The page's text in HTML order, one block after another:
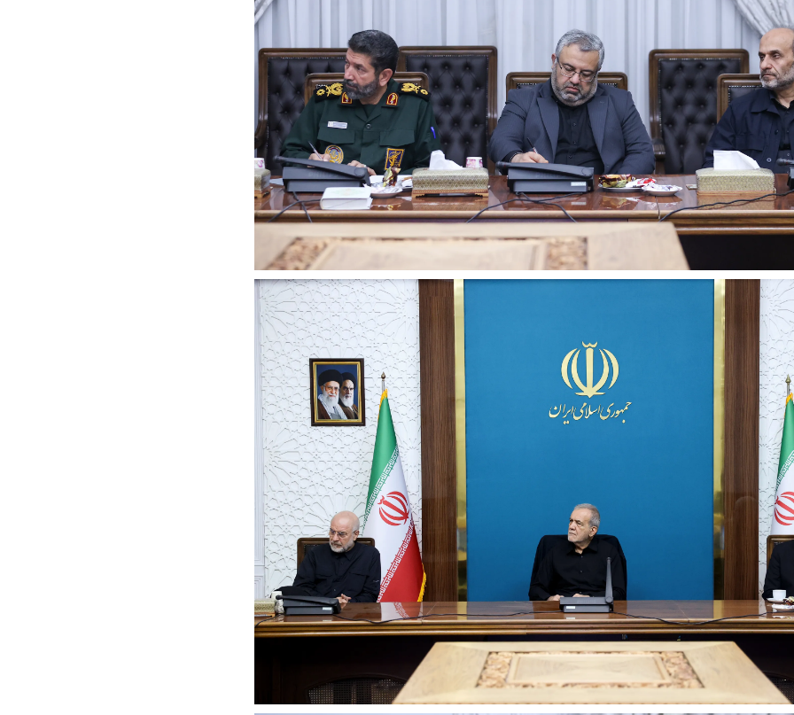
شاه در ایران
ریشه‌های عزاداری ماه محرم در فرهنگ
و تاریخ ایران
عزاداری ماه محرم در دوران قاجار چگونه
انجام می‌شد؟
حکومت پهلوی
درباره
ببینید| نظر متفاوت سینا حجازی درباره
گوگوش خبرساز شد
علت تنگی نفس و راه های درمان آن
دلیل علاقه برخی افراد به فال و طالع‌بینی